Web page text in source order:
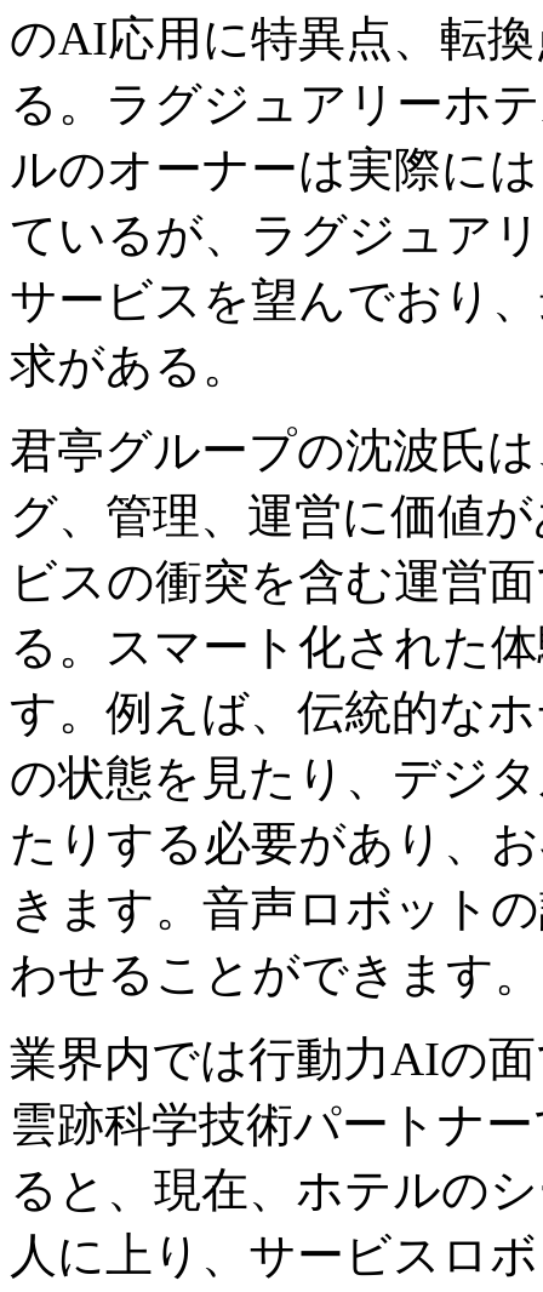
のAI応用に特異点、転
る。ラグジュアリーホ
ルのオーナーは実際に
ているが、ラグジュア
サービスを望んでおり
求がある。
君亭グループの沈波氏
グ、管理、運営に価値
ビスの衝突を含む運営
る。スマート化された
す。例えば、伝統的な
の状態を見たり、デジ
たりする必要があり、
きます。音声ロボット
わせることができます。
業界内では行動力AIの
雲跡科学技術パートナ
ると、現在、ホテルの
人に上り、サービスロ